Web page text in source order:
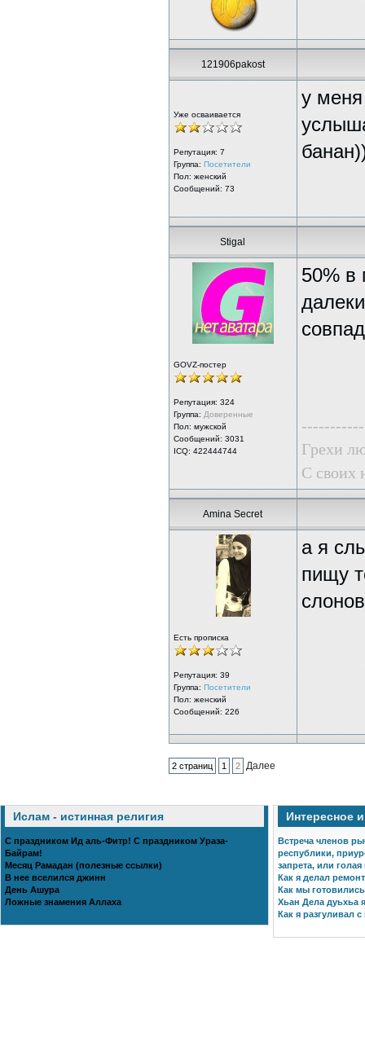
121906pakost
Уже осваивается
Репутация: 7
Группа: Посетители
Пол: женский
Сообщений: 73
у меня
Stigal
GOVZ-постер
Репутация: 324
Группа: Доверенные
Пол: мужской
Сообщений: 3031
ICQ: 422444744
50% в
Грехи
С своих
Amina Secret
Есть прописка
Репутация: 39
Группа: Посетители
Пол: женский
Сообщений: 226
а я
пищу
слонов
2 страниц 1 2 Далее
Ислам - истинная религия
С праздником Ид аль-Фитр! С праздником Ураза-
Байрам!
Месяц Рамадан (полезные ссылки)
В нее вселился джинн
День Ашура
Ложные знамения Аллаха
Интересное
Встреча членов
республики,
запрета, или
Как я делал
Как мы
Хьан Дела дуьхьа
Как я разгуливал